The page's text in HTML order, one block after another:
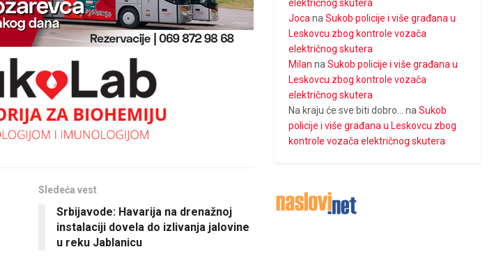
Sledeća vest
Srbijavode: Havarija na drenažnoj
instalaciji dovela do izlivanja jalovine
u reku Jablanicu
električnog skutera
Joca naSukob policije i više građana u
Leskovcu zbog kontrole vozača
električnog skutera
Milan naSukob policije i više građana u
Leskovcu zbog kontrole vozača
električnog skutera
Na kraju će sve biti dobro...
naSukob
policije i više građana u Leskovcu zbog
kontrole vozača električnog skutera